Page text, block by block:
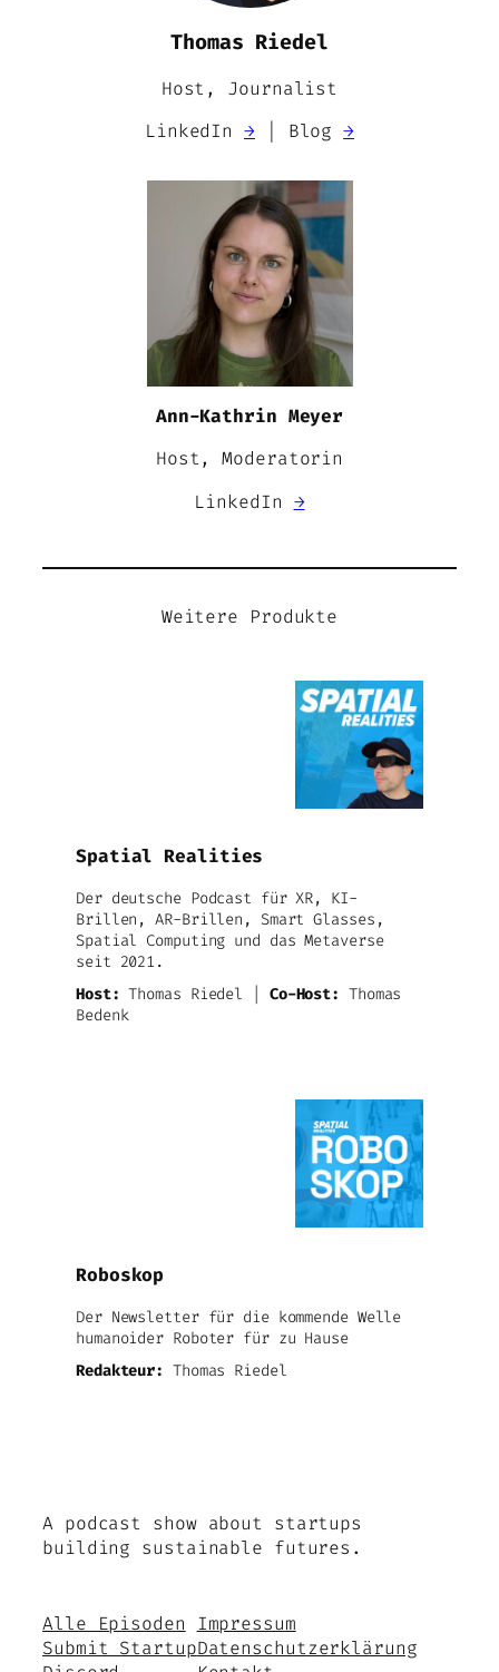
Thomas Riedel
Host, Journalist
LinkedIn→ | Blog→
Ann-Kathrin Meyer
Host, Moderatorin
LinkedIn →
Weitere Produkte
Spatial Realities
Der deutsche Podcast für XR, KI-
Brillen, AR-Brillen, Smart Glasses,
Spatial Computing und das Metaverse
seit 2021.
Host: Thomas Riedel | Co-Host: Thomas
Bedenk
Roboskop
Der Newsletter für die kommende Welle
humanoider Roboter für zu Hause
Redakteur: Thomas Riedel
A podcast show about startups
building sustainable futures.
Alle Episoden
Submit Startup
Impressum
Datenschutzerklärung